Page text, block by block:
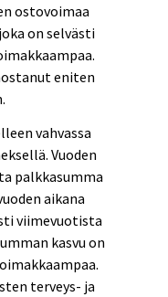
ostovoimaa
on selvästi
eniten
vahvassa
Vuoden
palkkasumma
aikana
viimevuotista
kasvu on
terveys- ja